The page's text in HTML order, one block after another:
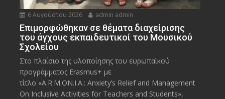
6 Αυγούστου 2026 admin admin
Eπιμορφώθηκαν σε θέματα διαχείρισης
του άγχους εκπαιδευτικοί του Μουσικού
Σχολείου
Στο πλαίσιο της υλοποίησης του ευρωπαϊκού
προγράμματος Erasmus+ με
τίτλο «A.R.M.ON.I.A.: Anxiety’s Relief and Management
On Inclusive Activities for Teachers and Students»,